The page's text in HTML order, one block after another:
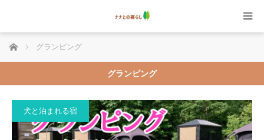
ホーム グランピング
グランピング
犬と泊まれる宿